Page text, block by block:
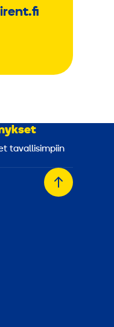
tavallisimpiin
Takaisin